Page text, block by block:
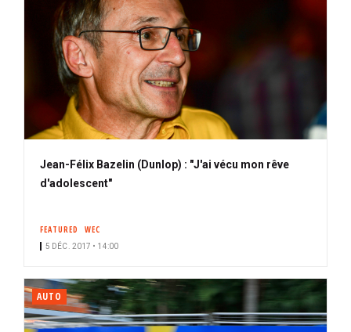
Jean-Félix Bazelin (Dunlop) : "J'ai vécu mon rêve
d'adolescent"
FEATURED WEC
5 DÉC. 2017 • 14:00
AUTO